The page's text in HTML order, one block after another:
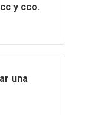
y cco.
una